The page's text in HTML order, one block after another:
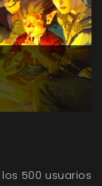
500 usuarios